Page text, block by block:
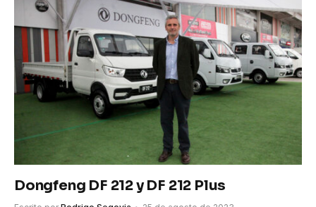
Dongfeng DF 212 y DF 212 Plus